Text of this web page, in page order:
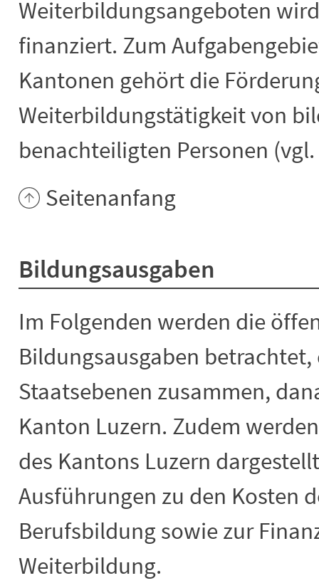
Weiterbildungsangeboten
finanziert. Zum
Kantonen gehört die
Weiterbildungstätigkeit von
benachteiligten Personen (vgl.
Seitenanfang
Bildungsausgaben
Im Folgenden werden die
Bildungsausgaben
Staatsebenen zusammen,
Kanton Luzern. Zudem
des Kantons Luzern
Ausführungen zu den Kosten
Berufsbildung sowie zur
Weiterbildung.